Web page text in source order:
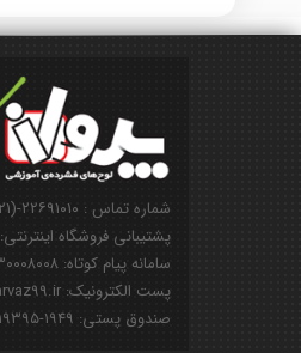
شماره تماس : ۲۲۶۹۱۰۱۰-(۰۲۱)
پشتیبانی فروشگاه اینترنتی: ۰۹۱۲۸۵۰۱۱۲۵
سامانه پیام کوتاه: ۳۰۰۰۸۰۰۸
پست الکترونیک: info@parvaz99.ir
صندوق پستی: ۱۹۴۹-۱۹۳۹۵